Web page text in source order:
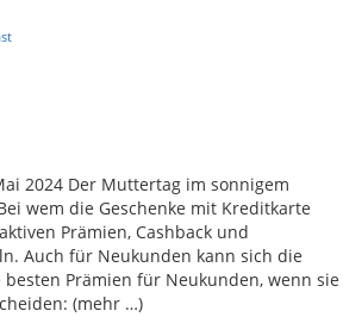
2024 Der Muttertag im sonnigem
wem die Geschenke mit Kreditkarte
Prämien, Cashback und
Auch für Neukunden kann sich die
Prämien für Neukunden, wenn sie
(mehr …)